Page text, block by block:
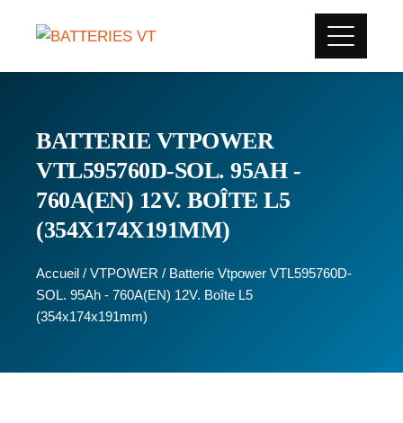
BATTERIE VTPOWER
VTL595760D-SOL. 95AH -
760A(EN) 12V. BOÎTE L5
(354X174X191MM)
Accueil / VTPOWER / Batterie Vtpower VTL595760D-
SOL. 95Ah - 760A(EN) 12V. Boîte L5
(354x174x191mm)